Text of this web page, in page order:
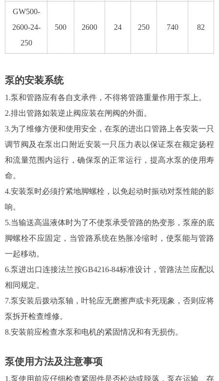
GW500-
2600-24-
250
500 2600 24 250 740 82
泵的安装系统
1.泵和管路应有各自支承件，不得将管路重量作用于泵上。
2.排出管路如装逆止阀应装在闸阀的外面。
3.为了维修方便和使用安全，在泵的进出口管路上各安装一只
调节阀及在泵出口附近安装一只压力表以保证泵在额定扬程
和流量范围内运行，确保泵的正常运行，提高水泵的使用寿
命。
4.安装泵时必须拧紧地脚螺栓，以免起动时振动对泵性能的影
响。
5.当输送高温液体时为了不使泵承受管路的热变形，泵座的底
脚螺栓不应固定，当管路系统在热胀冷缩时，使泵能与管路
一起移动。
6.泵进出口连接法兰按GB4216-84标准设计，管路法兰应配以
相同规定。
7.泵安装后拨动泵轴，叶轮应无磨擦声或卡死现象，否则应将
泵拆开检查维修。
8.安装前应检查水泵和电机的紧固情况和有无损伤。
泵使用方法及注意事项
1.泵使用前应仔细检查紧固件是否松动或脱落，泵在运输、存